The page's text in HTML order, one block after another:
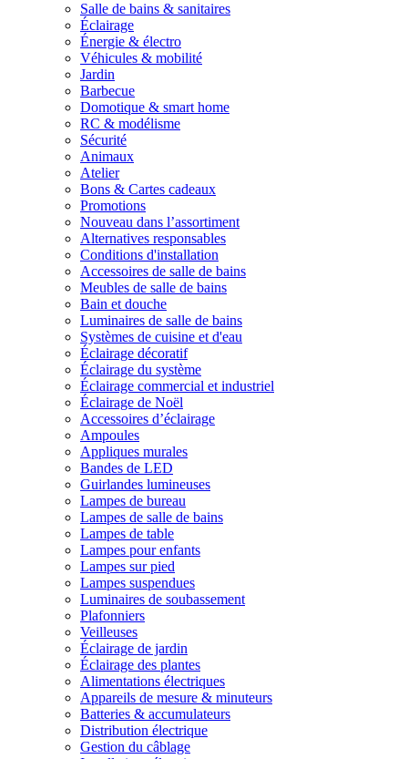
Salle de bains & sanitaires
Éclairage
Énergie & électro
Véhicules & mobilité
Jardin
Barbecue
Domotique & smart home
RC & modélisme
Sécurité
Animaux
Atelier
Bons & Cartes cadeaux
Promotions
Nouveau dans l’assortiment
Alternatives responsables
Conditions d'installation
Accessoires de salle de bains
Meubles de salle de bains
Bain et douche
Luminaires de salle de bains
Systèmes de cuisine et d'eau
Éclairage décoratif
Éclairage du système
Éclairage commercial et industriel
Éclairage de Noël
Accessoires d’éclairage
Ampoules
Appliques murales
Bandes de LED
Guirlandes lumineuses
Lampes de bureau
Lampes de salle de bains
Lampes de table
Lampes pour enfants
Lampes sur pied
Lampes suspendues
Luminaires de soubassement
Plafonniers
Veilleuses
Éclairage de jardin
Éclairage des plantes
Alimentations électriques
Appareils de mesure & minuteurs
Batteries & accumulateurs
Distribution électrique
Gestion du câblage